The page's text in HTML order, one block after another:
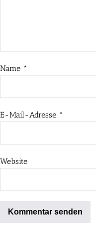
Name *
E-Mail-Adresse *
Website